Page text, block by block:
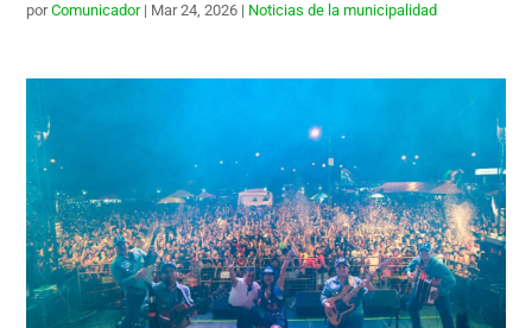
porComunicador| Mar 24, 2026 | Noticias de la municipalidad